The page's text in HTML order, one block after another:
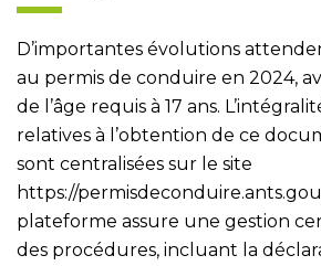
D’importantes évolutions
au permis de conduire en 2024,
de l’âge requis à 17 ans.
relatives à l’obtention de ce
sont centralisées sur le site
https://
plateforme assure une gestion
des procédures, incluant la